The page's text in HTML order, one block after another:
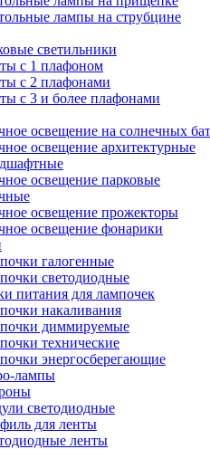
лампы на струбцине
светильники
с 1 плафоном
с 2 плафонами
с 3 и более плафонами
освещение на солнечных
освещение архитектурные
освещение парковые
освещение прожекторы
освещение фонарики
галогенные
светодиодные
питания для лампочек
накаливания
диммируемые
технические
энергосберегающие
лампы
светодиодные
для ленты
ленты